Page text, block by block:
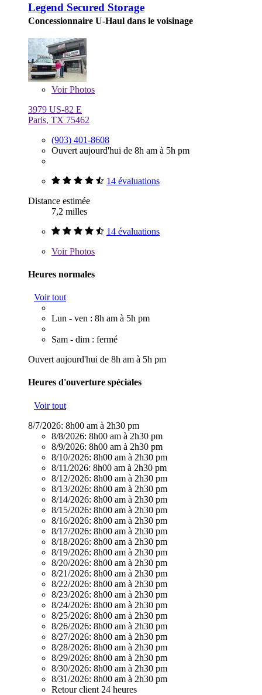
Legend Secured Storage
Concessionnaire U-Haul dans le voisinage
VoirPhotos
3979 US-82 E
Paris, TX 75462
(903) 401-8608
Ouvert aujourd'hui de 8h am à 5h pm
14 évaluations
Distance estimée
7,2 milles
14 évaluations
VoirPhotos
Heures normales
Voir tout
Lun - ven : 8h am à 5h pm
Sam - dim : fermé
Ouvert aujourd'hui de 8h am à 5h pm
Heures d'ouverture spéciales
Voir tout
8/7/2026: 8h00 am à 2h30 pm
8/8/2026: 8h00 am à 2h30 pm
8/9/2026: 8h00 am à 2h30 pm
8/10/2026: 8h00 am à 2h30 pm
8/11/2026: 8h00 am à 2h30 pm
8/12/2026: 8h00 am à 2h30 pm
8/13/2026: 8h00 am à 2h30 pm
8/14/2026: 8h00 am à 2h30 pm
8/15/2026: 8h00 am à 2h30 pm
8/16/2026: 8h00 am à 2h30 pm
8/17/2026: 8h00 am à 2h30 pm
8/18/2026: 8h00 am à 2h30 pm
8/19/2026: 8h00 am à 2h30 pm
8/20/2026: 8h00 am à 2h30 pm
8/21/2026: 8h00 am à 2h30 pm
8/22/2026: 8h00 am à 2h30 pm
8/23/2026: 8h00 am à 2h30 pm
8/24/2026: 8h00 am à 2h30 pm
8/25/2026: 8h00 am à 2h30 pm
8/26/2026: 8h00 am à 2h30 pm
8/27/2026: 8h00 am à 2h30 pm
8/28/2026: 8h00 am à 2h30 pm
8/29/2026: 8h00 am à 2h30 pm
8/30/2026: 8h00 am à 2h30 pm
8/31/2026: 8h00 am à 2h30 pm
Retour client 24 heures